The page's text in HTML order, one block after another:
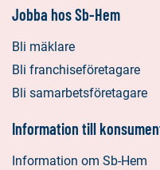
Jobba hos Sb-Hem
Bli mäklare
Bli franchiseföretagare
Bli samarbetsföretagare
Information till
Information om Sb-Hem